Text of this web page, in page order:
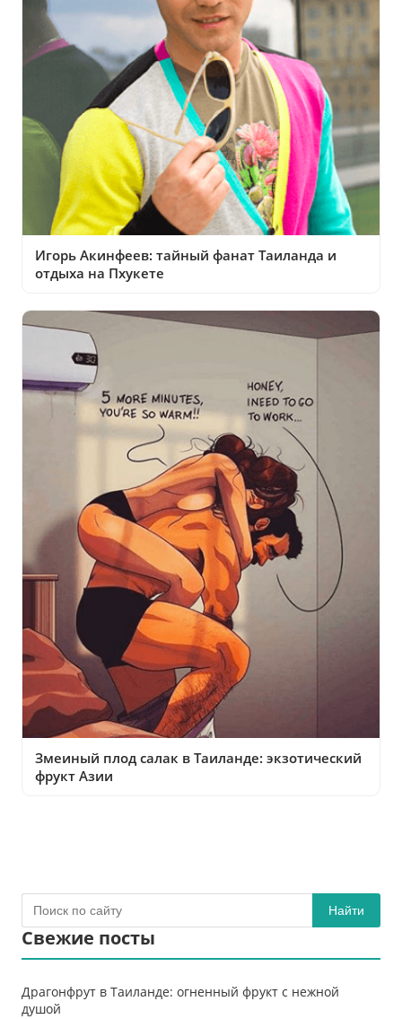
Игорь Акинфеев: тайный фанат Таиланда и
отдыха на Пхукете
Змеиный плод салак в Таиланде: экзотический
фрукт Азии
Найти
Свежие посты
Драгонфрут в Таиланде: огненный фрукт с нежной
душой